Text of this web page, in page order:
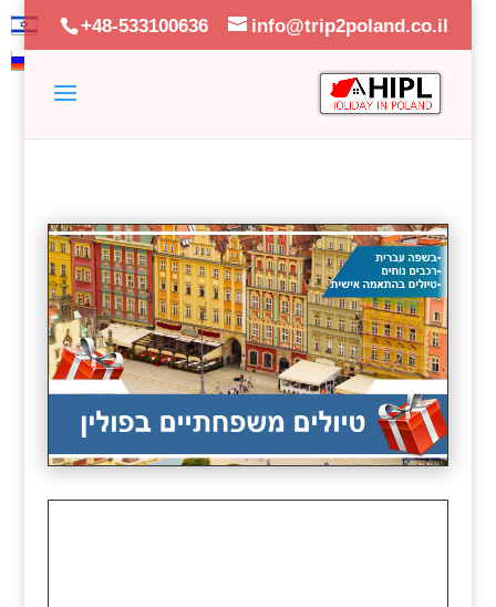
+48-533100636 info@trip2poland.co.il